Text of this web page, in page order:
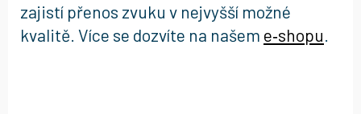
zajistí přenos zvuku v nejvyšší možné
kvalitě. Více se dozvíte na našem e‑shopu.